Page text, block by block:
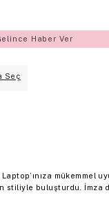
Haber Ver
Seç
mükemmel
stiliyle buluşturdu. İmza